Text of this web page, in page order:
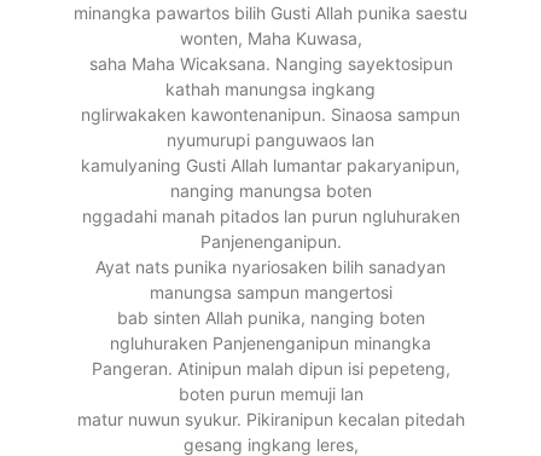
minangka pawartos bilih Gusti Allah punika saestu
wonten, Maha Kuwasa,
saha Maha Wicaksana. Nanging sayektosipun
kathah manungsa ingkang
nglirwakaken kawontenanipun. Sinaosa sampun
nyumurupi panguwaos lan
kamulyaning Gusti Allah lumantar pakaryanipun,
nanging manungsa boten
nggadahi manah pitados lan purun ngluhuraken
Panjenenganipun.
Ayat nats punika nyariosaken bilih sanadyan
manungsa sampun mangertosi
bab sinten Allah punika, nanging boten
ngluhuraken Panjenenganipun minangka
Pangeran. Atinipun malah dipun isi pepeteng,
boten purun memuji lan
matur nuwun syukur. Pikiranipun kecalan pitedah
gesang ingkang leres,